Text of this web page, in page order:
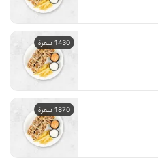
1430 سعرة
1870 سعرة